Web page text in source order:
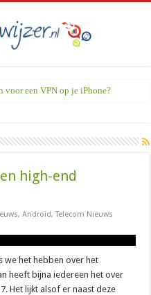
voor een VPN op je iPhone?
high-end
,Android,Telecom Nieuws
we het hebben over het
heeft bijna iedereen het over
Het lijkt alsof er naast deze